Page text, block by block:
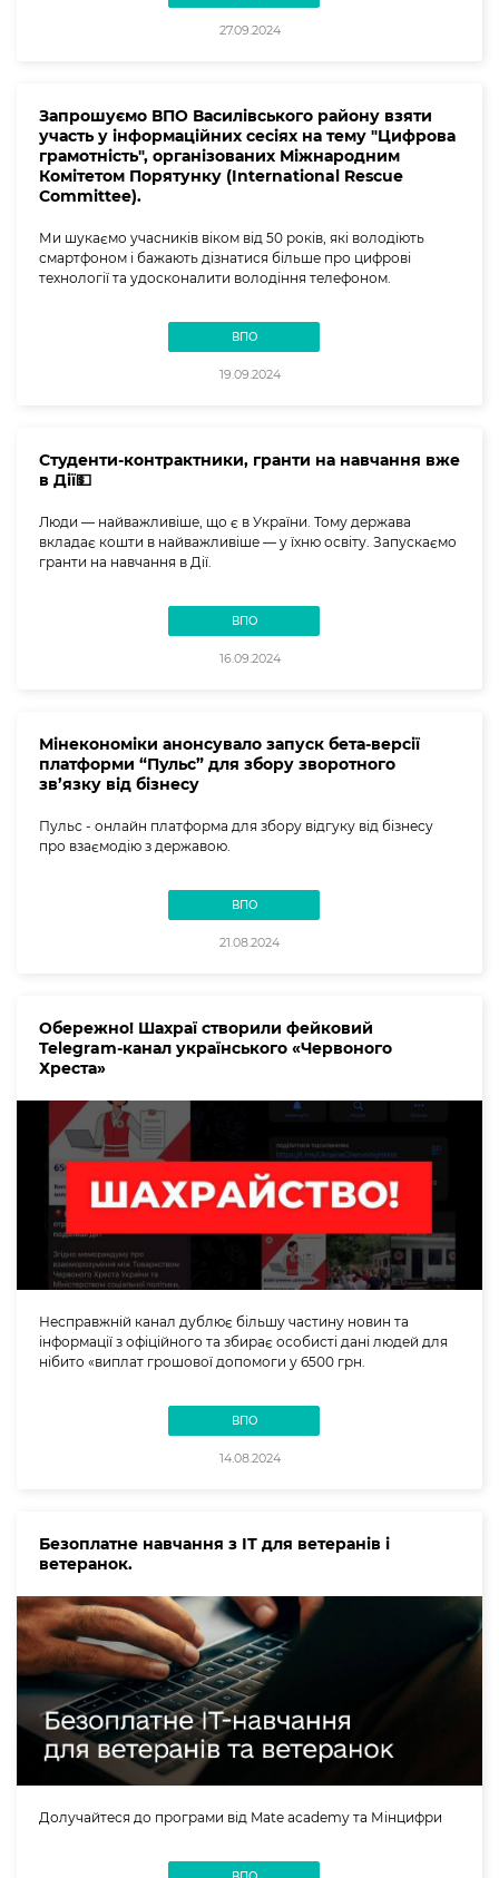
27.09.2024
Запрошуємо ВПО Василівського району взяти
участь у інформаційних сесіях на тему "Цифрова
грамотність", організованих Міжнародним
Комітетом Порятунку (International Rescue
Committee).
Ми шукаємо учасників віком від 50 років, які володіють
смартфоном і бажають дізнатися більше про цифрові
технології та удосконалити володіння телефоном.
ВПО
19.09.2024
Студенти-контрактники, гранти на навчання вже
в Дії💵
Люди — найважливіше, що є в України. Тому держава
вкладає кошти в найважливіше — у їхню освіту. Запускаємо
гранти на навчання в Дії.
ВПО
16.09.2024
Мінекономіки анонсувало запуск бета-версії
платформи “Пульс” для збору зворотного
зв’язку від бізнесу
Пульс - онлайн платформа для збору відгуку від бізнесу
про взаємодію з державою.
ВПО
21.08.2024
Обережно! Шахраї створили фейковий
Telegram-канал українського «Червоного
Хреста»
Несправжній канал дублює більшу частину новин та
інформації з офіційного та збирає особисті дані людей для
нібито «виплат грошової допомоги у 6500 грн.
ВПО
14.08.2024
Безоплатне навчання з ІТ для ветеранів і
ветеранок.
Долучайтеся до програми від Mate academy та Мінцифри